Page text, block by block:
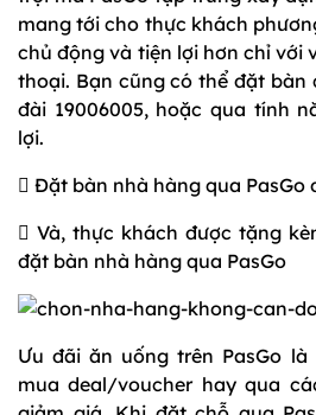
mang tới cho thực khách
chủ động và tiện lợi hơn chỉ với
thoại. Bạn cũng có thể đặt bàn
đài 19006005, hoặc qua tính
lợi.
 Đặt bàn nhà hàng qua PasGo
 Và, thực khách được tặng
đặt bàn nhà hàng qua PasGo
Ưu đãi ăn uống trên PasGo
mua deal/voucher hay qua